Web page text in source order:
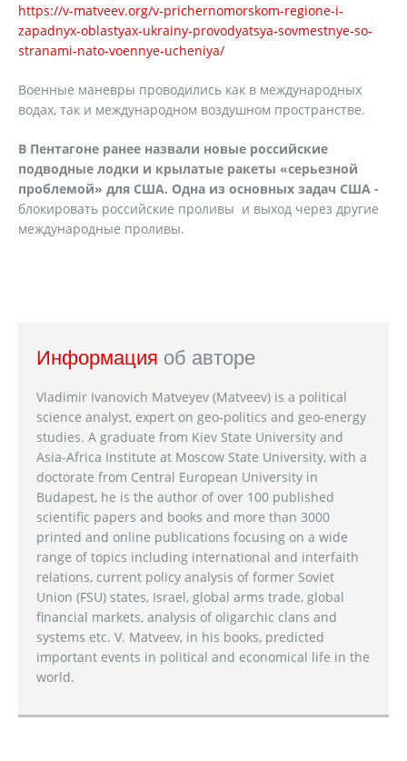
https://v-matveev.org/v-prichernomorskom-regione-i-
zapadnyx-oblastyax-ukrainy-provodyatsya-sovmestnye-so-
stranami-nato-voennye-ucheniya/
Военные маневры проводились как в международных
водах, так и международном воздушном пространстве.
В Пентагоне ранее назвали новые российские
подводные лодки и крылатые ракеты «серьезной
проблемой» для США. Одна из основных задач США -
блокировать российские проливы и выход через другие
международные проливы.
Информация об авторе
Vladimir Ivanovich Matveyev (Matveev) is a political
science analyst, expert on geo-politics and geo-energy
studies. A graduate from Kiev State University and
Asia-Africa Institute at Moscow State University, with a
doctorate from Central European University in
Budapest, he is the author of over 100 published
scientific papers and books and more than 3000
printed and online publications focusing on a wide
range of topics including international and interfaith
relations, current policy analysis of former Soviet
Union (FSU) states, Israel, global arms trade, global
financial markets, analysis of oligarchic clans and
systems etc. V. Matveev, in his books, predicted
important events in political and economical life in the
world.